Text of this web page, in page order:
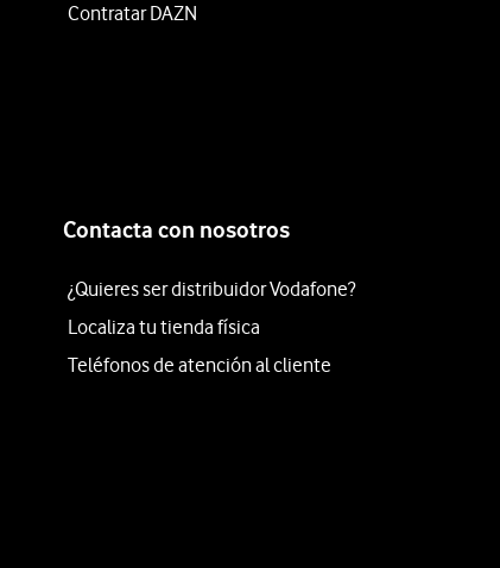
Contratar DAZN
Contacta con nosotros
¿Quieres ser distribuidor Vodafone?
Localiza tu tienda física
Teléfonos de atención al cliente